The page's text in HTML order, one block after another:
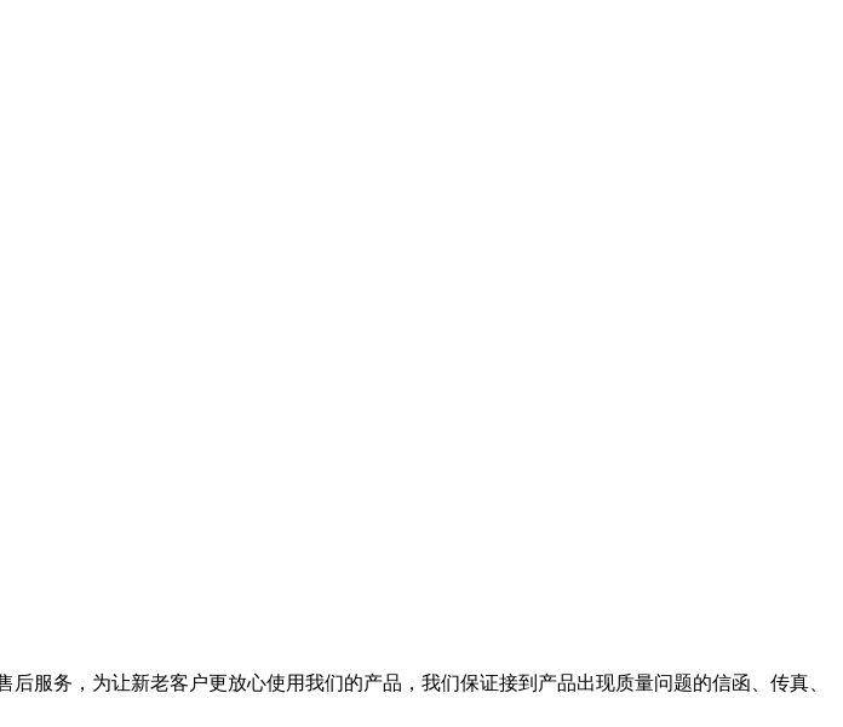
服务，为让新老客户更放心使用我们的产品，我们保证接到产品出现质量问题的信函、传真、